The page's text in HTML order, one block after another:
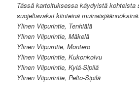
Tässä kartoituksessa käydyistä kohteista
suojeltavaksi kiinteinä
Ylinen Viipurintie, Tenhiälä
Ylinen Viipurintie, Mäkelä
Ylinen Viipurntie, Montero
Ylinen Viipurintie, Kukonkoivu
Ylinen Viipurintie, Kylä-Sipilä
Ylinen Viipurintie, Pelto-Sipilä